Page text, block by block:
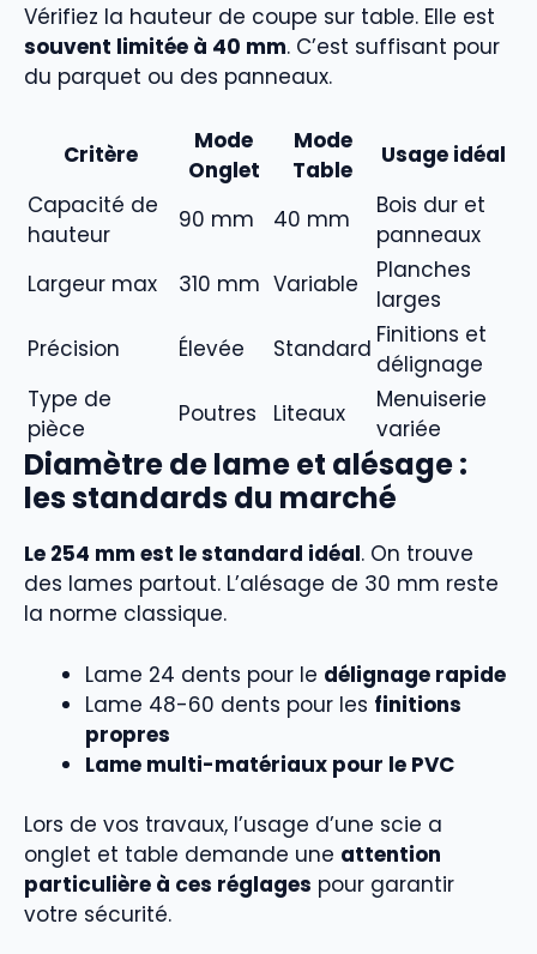
Vérifiez la hauteur de coupe sur table. Elle est
souvent limitée à 40 mm. C’est suffisant pour
du parquet ou des panneaux.
Critère
Mode
Onglet
Mode
Table
Usage idéal
Capacité de
hauteur
90 mm 40 mm
Bois dur et
panneaux
Largeur max
310 mm Variable
Planches
larges
Précision
Élevée Standard Finitions et
délignage
Type de
pièce
Poutres Liteaux
Menuiserie
variée
Diamètre de lame et alésage :
les standards du marché
Le 254 mm est le standard idéal. On trouve
des lames partout. L’alésage de 30 mm reste
la norme classique.
Lame 24 dents pour le délignage rapide
Lame 48-60 dents pour les finitions
propres
Lame multi-matériaux pour le PVC
Lors de vos travaux, l’usage d’une scie a
onglet et table demande une attention
particulière à ces réglages pour garantir
votre sécurité.